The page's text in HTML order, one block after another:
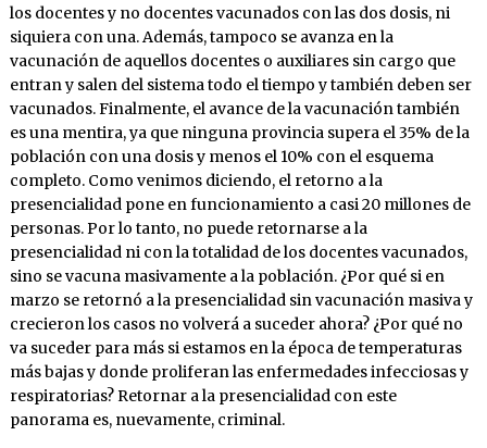
los docentes y no docentes vacunados con las dos dosis, ni
siquiera con una. Además, tampoco se avanza en la
vacunación de aquellos docentes o auxiliares sin cargo que
entran y salen del sistema todo el tiempo y también deben ser
vacunados. Finalmente, el avance de la vacunación también
es una mentira, ya que ninguna provincia supera el 35% de la
población con una dosis y menos el 10% con el esquema
completo. Como venimos diciendo, el retorno a la
presencialidad pone en funcionamiento a casi 20 millones de
personas. Por lo tanto, no puede retornarse a la
presencialidad ni con la totalidad de los docentes vacunados,
sino se vacuna masivamente a la población. ¿Por qué si en
marzo se retornó a la presencialidad sin vacunación masiva y
crecieron los casos no volverá a suceder ahora? ¿Por qué no
va suceder para más si estamos en la época de temperaturas
más bajas y donde proliferan las enfermedades infecciosas y
respiratorias? Retornar a la presencialidad con este
panorama es, nuevamente, criminal.